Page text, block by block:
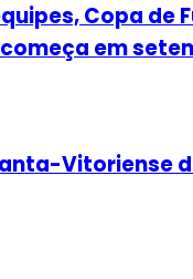
Copa de
em
Vitoriense